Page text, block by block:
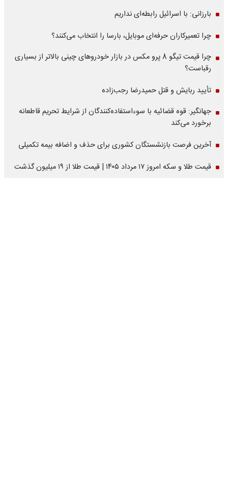
بارزانی: با اسرائیل رابطه‌ای نداریم
چرا تعمیرکاران حرفه‌ای موبایل، بارسا را انتخاب می‌کنند؟
چرا قیمت تیگو 8 پرو مکس در بازار خودروهای چینی بالاتر از بسیاری
رقباست؟
تأیید ربایش و قتل حمیدرضا رجب‌زاده
جهانگیر: قوه قضائیه با سوءاستفاده‌کنندگان از شرایط تحریم قاطعانه
برخورد می‌کند
آخرین فرصت بازنشستگان کشوری برای حذف و اضافه بیمه تکمیلی
قیمت طلا و سکه امروز ۱۷ مرداد ۱۴۰۵ | قیمت طلا از ۱۹ میلیون گذشت